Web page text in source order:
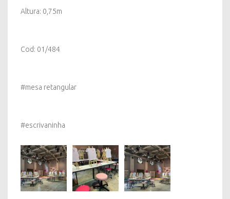
Altura: 0,75m
Cod: 01/484
#mesa retangular
#escrivaninha